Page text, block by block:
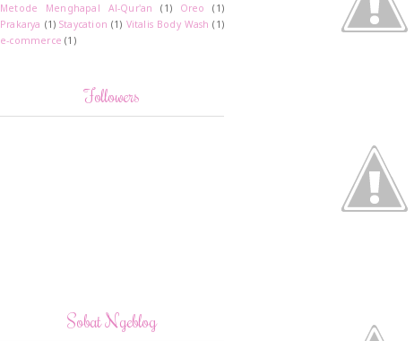
Metode Menghapal Al-Qur'an
(1) Oreo
(1)
Prakarya (1) Staycation (1) Vitalis Body Wash (1)
e-commerce (1)
Followers
Sobat Ngeblog